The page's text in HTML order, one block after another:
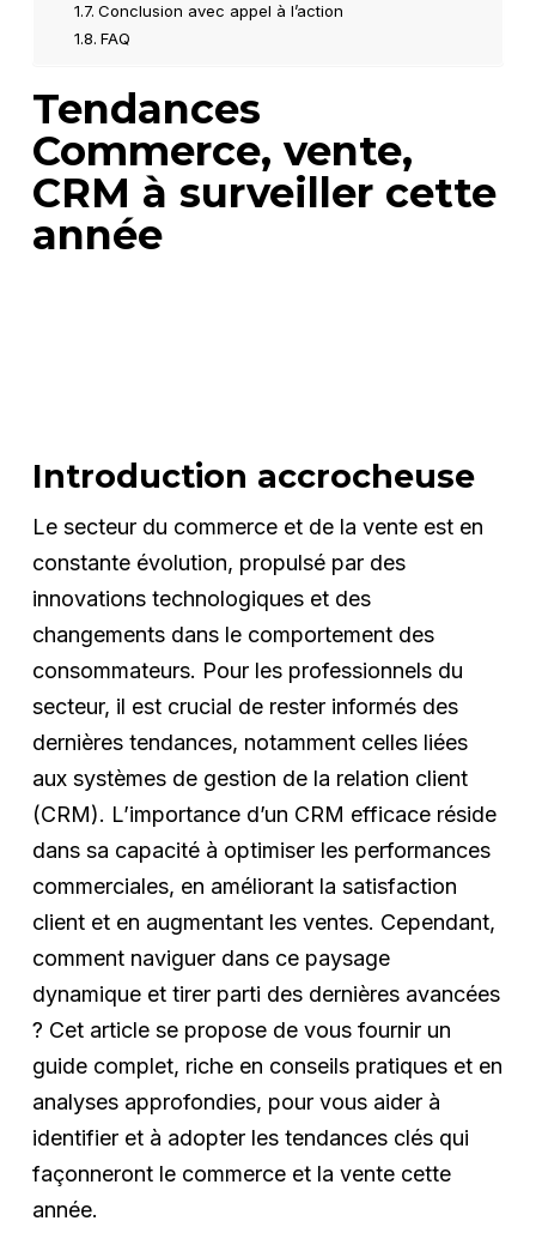
Conclusion avec appel à l’action
FAQ
Tendances
Commerce, vente,
CRM à surveiller cette
année
Introduction accrocheuse
Le secteur du commerce et de la vente est en
constante évolution, propulsé par des
innovations technologiques et des
changements dans le comportement des
consommateurs. Pour les professionnels du
secteur, il est crucial de rester informés des
dernières tendances, notamment celles liées
aux systèmes de gestion de la relation client
(CRM). L’importance d’un CRM efficace réside
dans sa capacité à optimiser les performances
commerciales, en améliorant la satisfaction
client et en augmentant les ventes. Cependant,
comment naviguer dans ce paysage
dynamique et tirer parti des dernières avancées
? Cet article se propose de vous fournir un
guide complet, riche en conseils pratiques et en
analyses approfondies, pour vous aider à
identifier et à adopter les tendances clés qui
façonneront le commerce et la vente cette
année.